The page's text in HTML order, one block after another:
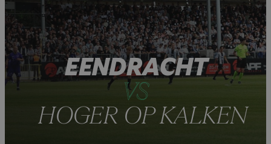
EENDRACHT
VS
HOGER OP KALKEN